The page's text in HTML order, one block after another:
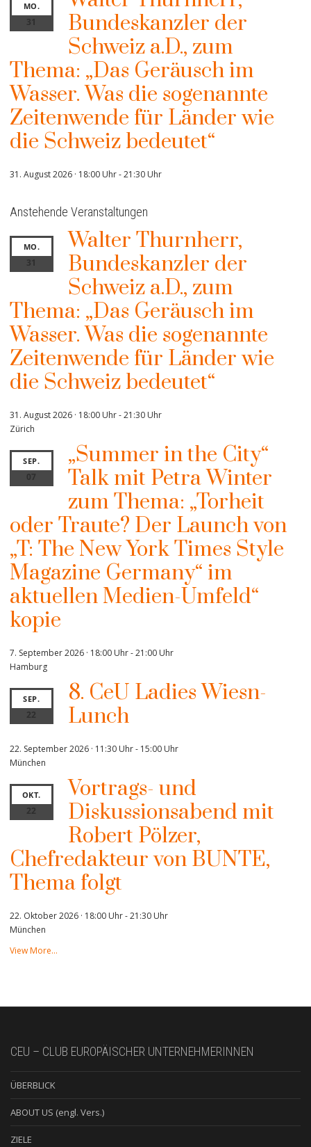
MO.
31
Bundeskanzler der
Schweiz a.D., zum
Thema: „Das Geräusch im
Wasser. Was die sogenannte
Zeitenwende für Länder wie
die Schweiz bedeutet“
31. August 2026 · 18:00 Uhr-21:30 Uhr
Anstehende Veranstaltungen
MO.
31
Walter Thurnherr,
Bundeskanzler der
Schweiz a.D., zum
Thema: „Das Geräusch im
Wasser. Was die sogenannte
Zeitenwende für Länder wie
die Schweiz bedeutet“
31. August 2026 · 18:00 Uhr-21:30 Uhr
Zürich
SEP.
07
„Summer in the City“
Talk mit Petra Winter
zum Thema: „Torheit
oder Traute? Der Launch von
„T: The New York Times Style
Magazine Germany“ im
aktuellen Medien-Umfeld“
kopie
7. September 2026 · 18:00 Uhr-21:00 Uhr
Hamburg
SEP.
22
8. CeU Ladies Wiesn-
Lunch
22. September 2026 · 11:30 Uhr- 15:00 Uhr
München
OKT.
22
Vortrags- und
Diskussionsabend mit
Robert Pölzer,
Chefredakteur von BUNTE,
Thema folgt
22. Oktober 2026 · 18:00 Uhr-21:30 Uhr
München
View More…
CEU – CLUB EUROPÄISCHER UNTERNEHMERINNEN
ÜBERBLICK
ABOUT US (engl. Vers.)
ZIELE